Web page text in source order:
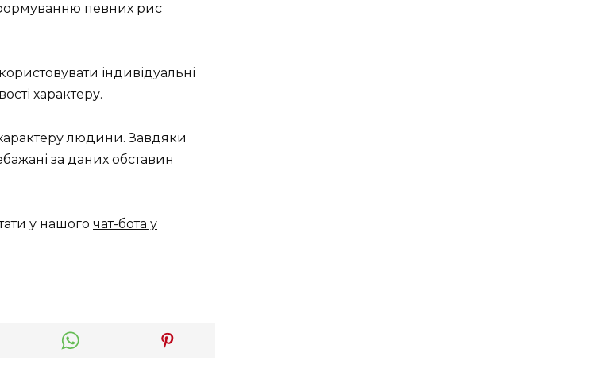
певних рис
індивідуальні
характеру.
характеру людини. Завдяки
за даних обставин
у нашого чат-бота у